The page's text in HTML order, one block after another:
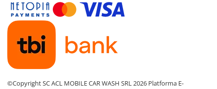
©Copyright SC ACL MOBILE CAR WASH SRL 2026 Platforma E-